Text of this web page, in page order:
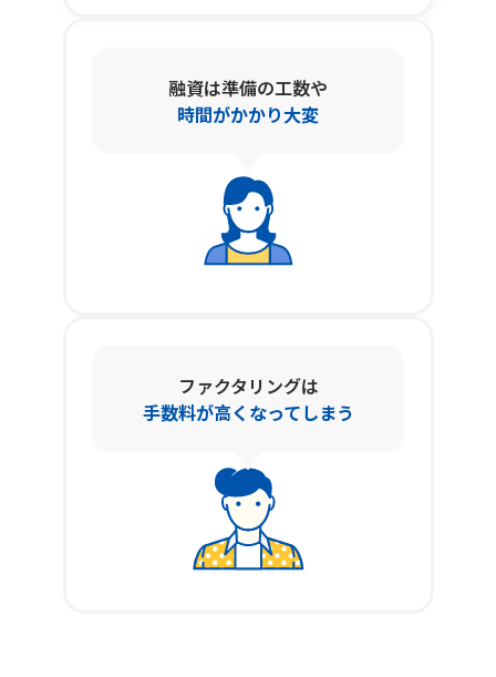
融資は準備の工数や
時間がかかり大変
ファクタリングは
手数料が高くなってしまう